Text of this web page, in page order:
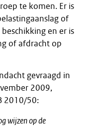
te komen. Er is
of
en er is
of afdracht op
gevraagd in
2009,
2010/50:
wijzen op de